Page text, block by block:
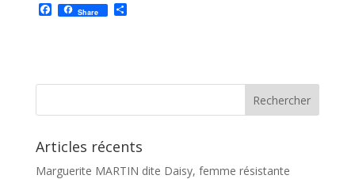
F
a
o
Share P
e
Articles récents
Marguerite MARTIN dite Daisy, femme résistante